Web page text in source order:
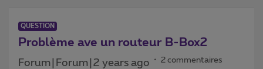
QUESTION
Problème ave un routeur B-Box2
Forum|Forum|2 years ago 2 commentaires